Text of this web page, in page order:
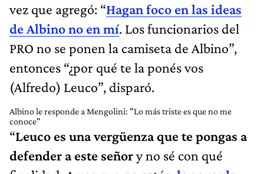
vez que agregó: “Hagan foco en las ideas
de Albino no en mí. Los funcionarios del
PRO no se ponen la camiseta de Albino”,
entonces “¿por qué te la ponés vos
(Alfredo) Leuco”, disparó.
Albino le responde a Mengolini: "Lo más triste es que no me
conoce"
“Leuco es una vergüenza que te pongas a
defender a este señory no sé con qué